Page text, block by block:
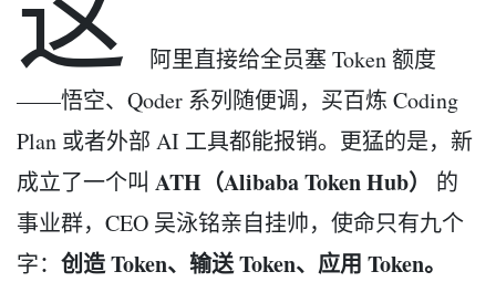
阿里直接给全员塞 Token 额度
——悟空、Qoder 系列随便调，买百炼 Coding
Plan 或者外部 AI 工具都能报销。更猛的是，新
成立了一个叫 ATH（Alibaba Token Hub）
的
事业群，CEO 吴泳铭亲自挂帅，使命只有九个
字： 创造 Token、输送 Token、应用 Token。